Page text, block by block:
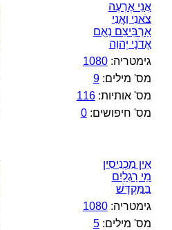
אֲנִי אֶרְעֶה
צֹאנִי וַאֲנִי
אַרְבִּיצֵם נְאֻם
אֲדֹנָי יְהוִה
גימטריה:1080
מס' מילים:9
מס' אותיות:116
מס' חיפושים:0
אֵין מַכְנִיסִין
מֵי רַגְלַיִם
בַּמִּקְדָּשׁ
גימטריה:1080
מס' מילים:5